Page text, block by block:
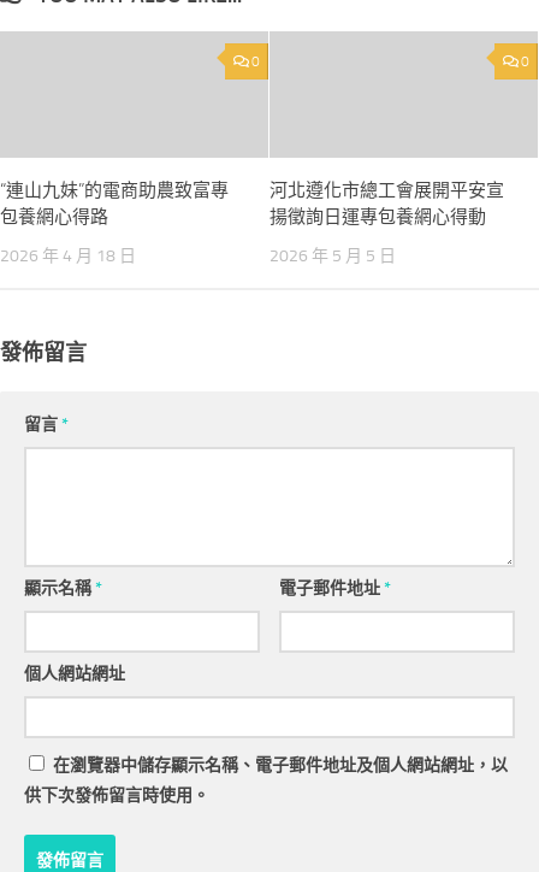
0
“連山九妹”的電商助農致富專
包養網心得路
2026 年 4 月 18 日
0
河北遵化市總工會展開平安宣
揚徵詢日運專包養網心得動
2026 年 5 月 5 日
發佈留言
留言*
顯示名稱* 電子郵件地址*
個人網站網址
在瀏覽器中儲存顯示名稱、電子郵件地址及個人網站網址，以
供下次發佈留言時使用。